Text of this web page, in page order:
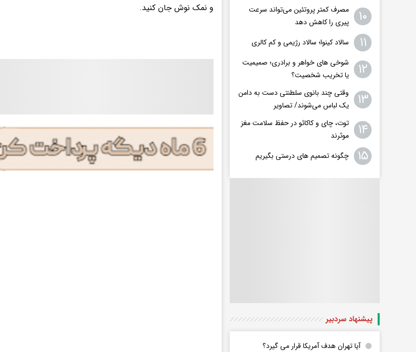
و نمک نوش جان کنید.
۱۰
مصرف کمتر پروتئین می‌تواند سرعت
پیری را کاهش دهد
۱۱ سالاد کینوا؛ سالاد رژیمی و کم کالری
۱۲
شوخی های خواهر و برادری؛ صمیمیت
یا تخریب شخصیت؟
۱۳
وقتی چند بانوی سلطنتی دست به دامن
یک لباس می‌شوند/ تصاویر
۱۴
توت، چای و کاکائو در حفظ سلامت مغز
موثرند
۱۵ چگونه تصمیم های درستی بگیریم
پیشنهاد سردبیر
آیا تهران هدف آمریکا قرار می گیرد؟